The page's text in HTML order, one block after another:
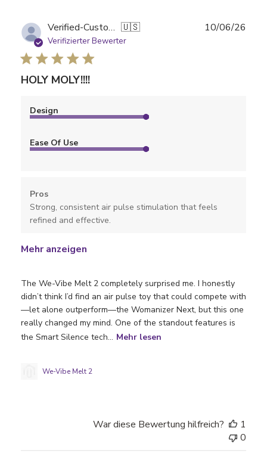
Verified-Customer 🇺🇸
Verifizierter Bewerter
HOLY MOLY!!!!
The We-Vibe Melt 2 completely surprised me. I honestly
didn’t think I’d find an air pulse toy that could compete with
—let alone outperform—the Womanizer Next, but this one
really changed my mind. One of the standout features is
the Smart Silence tech... Mehr lesen
We-Vibe Melt 2
Design
Ease Of Use
Pros
Strong, consistent air pulse stimulation that feels
refined and effective.
Mehr anzeigen
10/06/26
War diese Bewertung hilfreich?
1
0